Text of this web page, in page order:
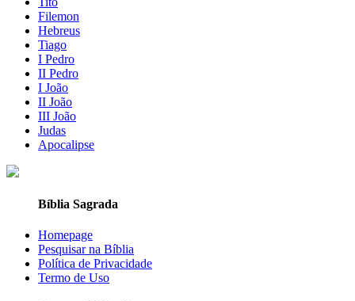
Filemon
Hebreus
Tiago
I Pedro
II Pedro
I João
II João
III João
Judas
Apocalipse
Bíblia Sagrada
Homepage
Pesquisar na Bíblia
Política de Privacidade
Termo de Uso